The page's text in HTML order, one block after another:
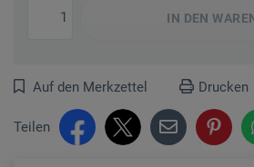
IN DEN
Auf den Merkzettel Drucken
Teilen